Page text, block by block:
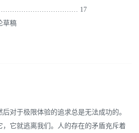
17
草稿
对于极限体验的追求总是无法成功的。
它就逃离我们。人的存在的矛盾充斥着